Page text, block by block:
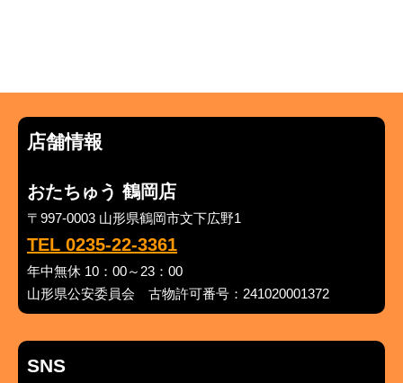
店舗情報
おたちゅう 鶴岡店
〒997-0003 山形県鶴岡市文下広野1
TEL 0235-22-3361
年中無休 10：00～23：00
山形県公安委員会 古物許可番号：241020001372
SNS